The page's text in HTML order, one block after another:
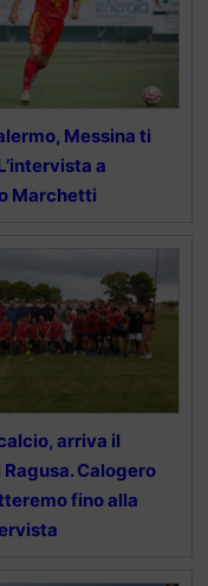
Messina ti
a
Marchetti
arriva il
Calogero
fino alla